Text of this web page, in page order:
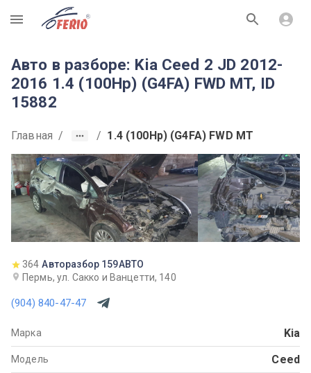
R
Авто в разборе: Kia Ceed 2 JD 2012-
2016 1.4 (100Hp) (G4FA) FWD MT, ID
15882
Главная / / 1.4 (100Hp) (G4FA) FWD MT
364 Авторазбор 159АВТО
Пермь, ул. Сакко и Ванцетти, 140
(904) 840-47-47
Марка Kia
Модель Ceed